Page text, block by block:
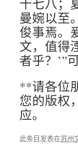
十七八；
曼婉以至
俊事焉。
文，值得
者乎？’”
**请各位
您的版权
应。
此条目发表在苏州